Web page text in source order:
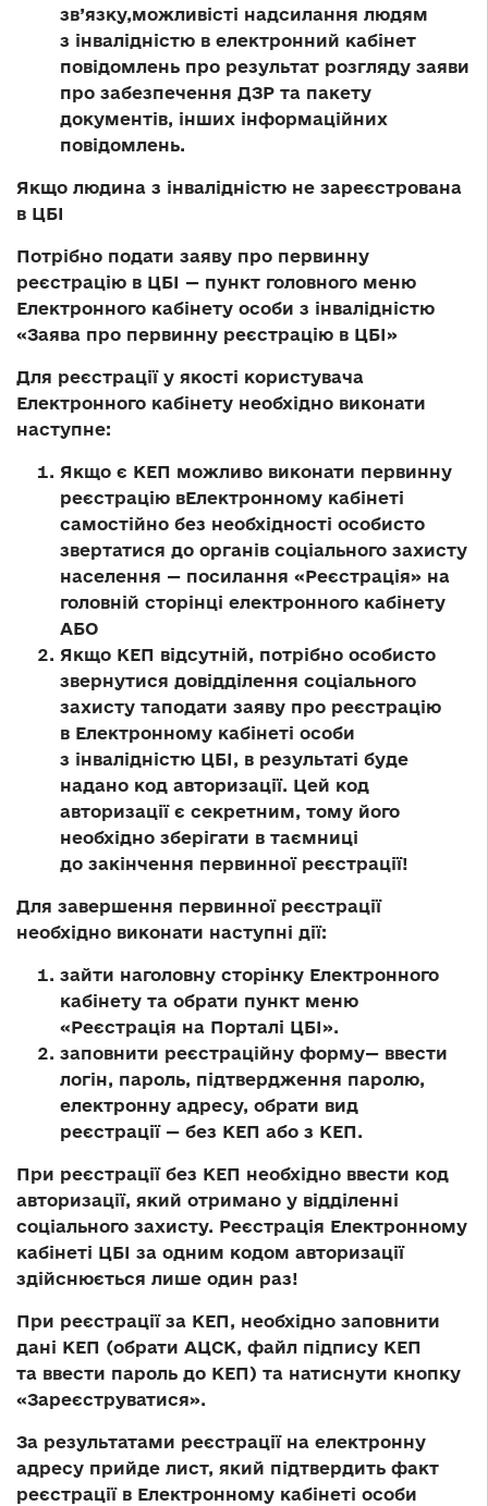
зв’язку,можливісті надсилання людям
з інвалідністю в електронний кабінет
повідомлень про результат розгляду заяви
про забезпечення ДЗР та пакету
документів, інших інформаційних
повідомлень.
Якщо людина з інвалідністю не зареєстрована
в ЦБІ
Потрібно подати заяву про первинну
реєстрацію в ЦБІ — пункт головного меню
Електронного кабінету особи з інвалідністю
«Заява про первинну реєстрацію в ЦБІ»
Для реєстрації у якості користувача
Електронного кабінету необхідно виконати
наступне:
Якщо є КЕП можливо виконати первинну
реєстрацію вЕлектронному кабінеті
самостійно без необхідності особисто
звертатися до органів соціального захисту
населення — посилання «Реєстрація» на
головній сторінці електронного кабінету
АБО
Якщо КЕП відсутній, потрібно особисто
звернутися довідділення соціального
захисту таподати заяву про реєстрацію
в Електронному кабінеті особи
з інвалідністю ЦБІ, в результаті буде
надано код авторизації. Цей код
авторизації є секретним, тому його
необхідно зберігати в таємниці
до закінчення первинної реєстрації!
Для завершення первинної реєстрації
необхідно виконати наступні дії:
зайти наголовну сторінку Електронного
кабінету та обрати пункт меню
«Реєстрація на Порталі ЦБІ».
заповнити реєстраційну форму— ввести
логін, пароль, підтвердження паролю,
електронну адресу, обрати вид
реєстрації — без КЕП або з КЕП.
При реєстрації без КЕП необхідно ввести код
авторизації, який отримано у відділенні
соціального захисту. Реєстрація Електронному
кабінеті ЦБІ за одним кодом авторизації
здійснюється лише один раз!
При реєстрації за КЕП, необхідно заповнити
дані КЕП (обрати АЦСК, файл підпису КЕП
та ввести пароль до КЕП) та натиснути кнопку
«Зареєструватися».
За результатами реєстрації на електронну
адресу прийде лист, який підтвердить факт
реєстрації в Електронному кабінеті особи